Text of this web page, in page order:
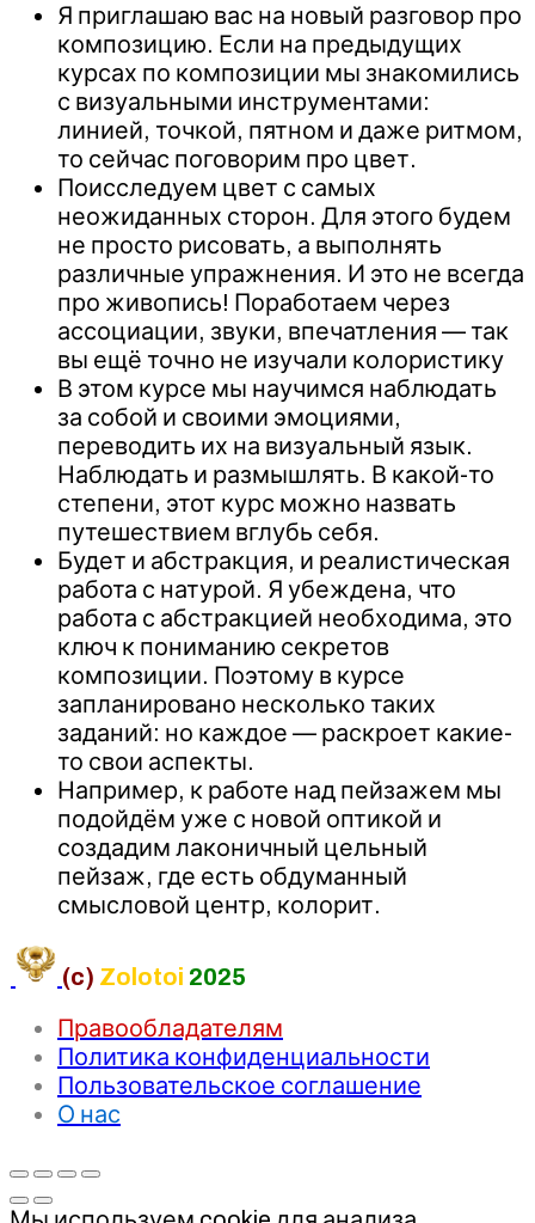
Я приглашаю вас на новый разговор про
композицию. Если на предыдущих
курсах по композиции мы знакомились
с визуальными инструментами:
линией, точкой, пятном и даже ритмом,
то сейчас поговорим про цвет.
Поисследуем цвет с самых
неожиданных сторон. Для этого будем
не просто рисовать, а выполнять
различные упражнения. И это не всегда
про живопись! Поработаем через
ассоциации, звуки, впечатления — так
вы ещё точно не изучали колористику
В этом курсе мы научимся наблюдать
за собой и своими эмоциями,
переводить их на визуальный язык.
Наблюдать и размышлять. В какой-то
степени, этот курс можно назвать
путешествием вглубь себя.
Будет и абстракция, и реалистическая
работа с натурой. Я убеждена, что
работа с абстракцией необходима, это
ключ к пониманию секретов
композиции. Поэтому в курсе
запланировано несколько таких
заданий: но каждое — раскроет какие-
то свои аспекты.
Например, к работе над пейзажем мы
подойдём уже с новой оптикой и
создадим лаконичный цельный
пейзаж, где есть обдуманный
смысловой центр, колорит.
(c) Zolotoi 2025
Правообладателям
Политика конфиденциальности
Пользовательское соглашение
О нас